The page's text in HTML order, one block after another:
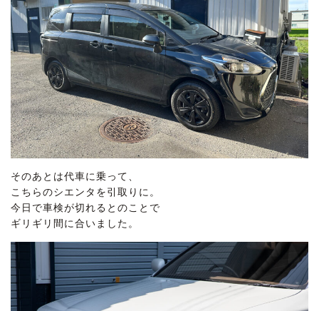
そのあとは代車に乗って、
こちらのシエンタを引取りに。
今日で車検が切れるとのことで
ギリギリ間に合いました。